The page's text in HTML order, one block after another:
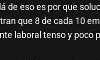
de eso es por que
que 8 de cada 10
laboral tenso y poco